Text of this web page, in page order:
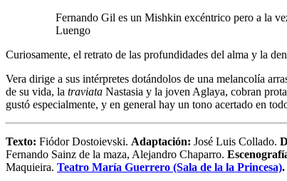
Fernando Gil es un Mishkin excéntrico pero a la
Luengo
Curiosamente, el retrato de las profundidades del alma y la
Vera dirige a sus intérpretes dotándolos de una melancolía
de su vida, la traviata Nastasia y la joven Aglaya, cobran
gustó especialmente, y en general hay un tono acertado en
Texto: Fiódor Dostoievski. Adaptación: José Luis Collado.
Fernando Sainz de la maza, Alejandro Chaparro.
Maquieira. Teatro María Guerrero (Sala de la la Princesa).